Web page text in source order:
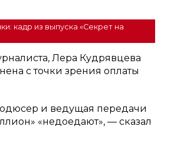
кадр из выпуска «Секрет на
Лера Кудрявцева
с точки зрения оплаты
и ведущая передачи
«недоедают», — сказал